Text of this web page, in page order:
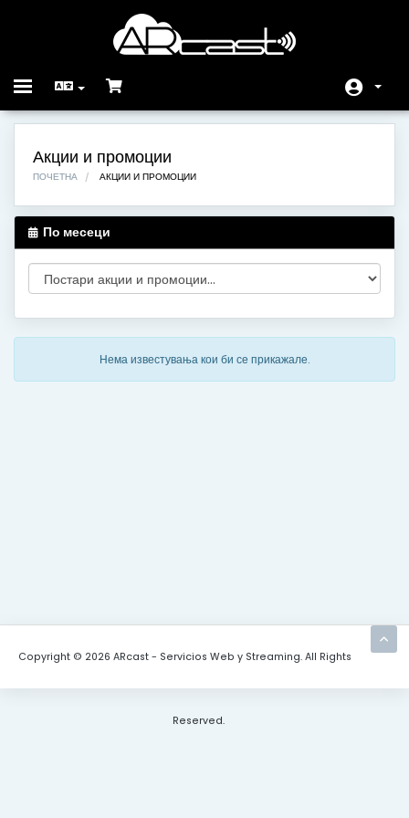
Toggle
Store
Акции и промоции
База на знаења
Статус на сервери
Контакт
Акции и промоции
ПОЧЕТНА АКЦИИ И ПРОМОЦИИ
По месеци
Нема известувања кои би се прикажале.
Copyright © 2026 ARcast - Servicios Web y Streaming. All Rights
Reserved.